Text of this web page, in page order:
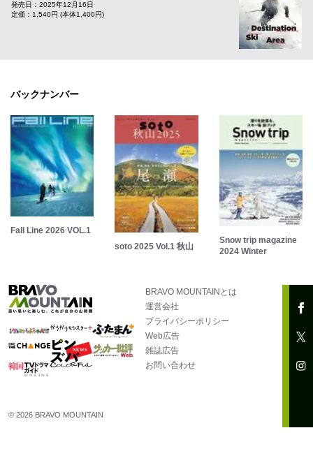
発売日：2025年12月16日
定価：1,540円 (本体1,400円)
バックナンバー
Fall Line 2026 VOL.1
soto 2025 Vol.1 秋山
Snow trip magazine
2024 Winter
BRAVO MOUNTAINとは
運営会社
プライバシーポリシー
Web広告
雑誌広告
お問い合わせ
© 2026 BRAVO MOUNTAIN